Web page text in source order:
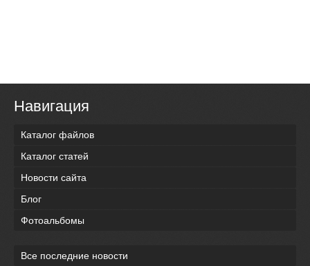
Навигация
Каталог файлов
Каталог статей
Новости сайта
Блог
Фотоальбомы
Все последние новости